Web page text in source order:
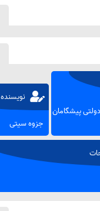
پیشگامان
نویسنده
جزوه سیتی